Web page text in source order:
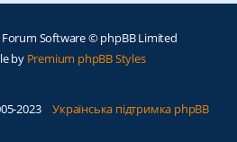
Software © phpBB Limited
by Premium phpBB Styles
2023 Українська підтримка phpBB